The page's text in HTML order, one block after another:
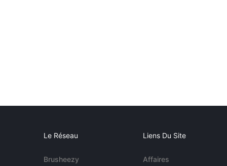
Le Réseau
Brusheezy
Liens Du Site
Affaires